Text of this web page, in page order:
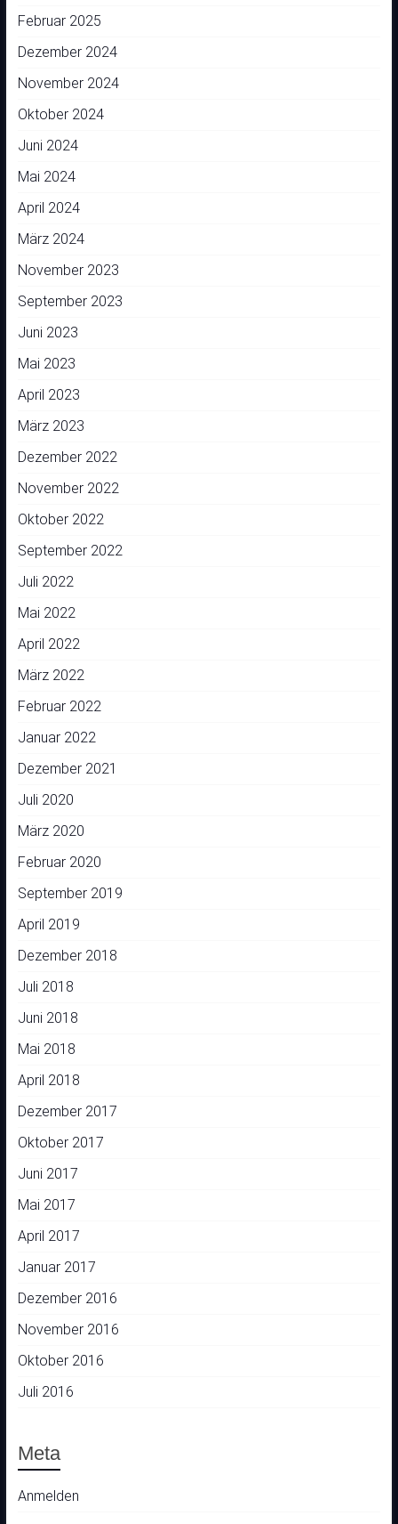
Februar 2025
Dezember 2024
November 2024
Oktober 2024
Juni 2024
Mai 2024
April 2024
März 2024
November 2023
September 2023
Juni 2023
Mai 2023
April 2023
März 2023
Dezember 2022
November 2022
Oktober 2022
September 2022
Juli 2022
Mai 2022
April 2022
März 2022
Februar 2022
Januar 2022
Dezember 2021
Juli 2020
März 2020
Februar 2020
September 2019
April 2019
Dezember 2018
Juli 2018
Juni 2018
Mai 2018
April 2018
Dezember 2017
Oktober 2017
Juni 2017
Mai 2017
April 2017
Januar 2017
Dezember 2016
November 2016
Oktober 2016
Juli 2016
Meta
Anmelden